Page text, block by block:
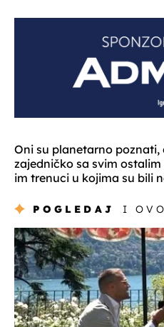
Oni su planetarno poznati,
zajedničko sa svim
im trenuci u kojima su bili
POGLEDAJ I OVO